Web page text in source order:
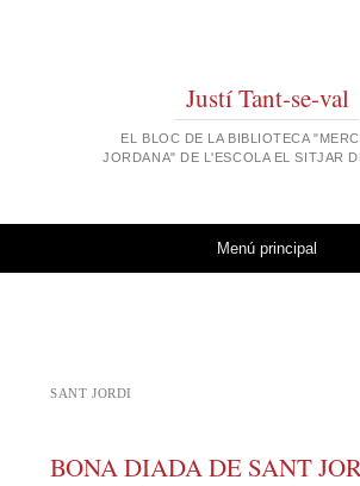
Justí Tant-se-val
EL BLOC DE LA BIBLIOTECA
JORDANA" DE L'ESCOLA EL SITJAR
Menú principal
SANT JORDI
BONA DIADA DE SANT